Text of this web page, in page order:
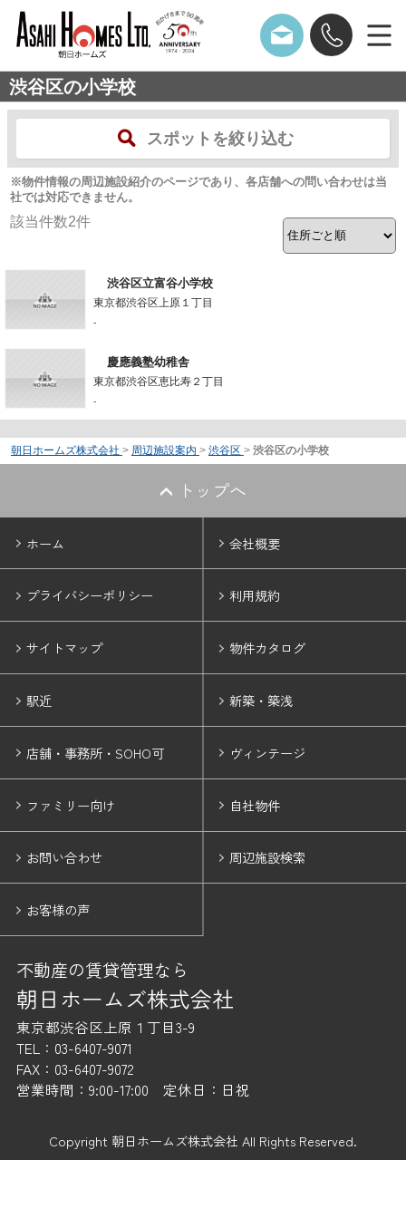
渋谷区の小学校
スポットを絞り込む
※物件情報の周辺施設紹介のページであり、各店舗への問い合わせは当
社では対応できません。
該当件数2件
渋谷区立富谷小学校
東京都渋谷区上原１丁目
-
慶應義塾幼稚舎
東京都渋谷区恵比寿２丁目
-
朝日ホームズ株式会社 > 周辺施設案内 > 渋谷区 > 渋谷区の小学校
トップへ
ホーム 会社概要
プライバシーポリシー 利用規約
サイトマップ 物件カタログ
駅近 新築・築浅
店舗・事務所・SOHO可 ヴィンテージ
ファミリー向け 自社物件
お問い合わせ 周辺施設検索
お客様の声
不動産の賃貸管理なら
朝日ホームズ株式会社
東京都渋谷区上原１丁目3-9
TEL：03-6407-9071
FAX：03-6407-9072
営業時間：9:00-17:00 定休日：日祝
Copyright 朝日ホームズ株式会社 All Rights Reserved.